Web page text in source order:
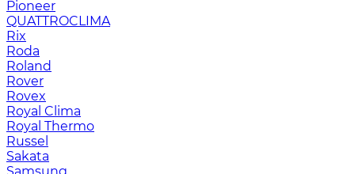
Pioneer
QUATTROCLIMA
Rix
Roda
Roland
Rover
Rovex
Royal Clima
Royal Thermo
Russel
Sakata